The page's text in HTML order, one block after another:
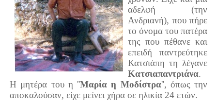
Σύνδεσμος Σερβαίων
Εφημερίδα Αρτοζήνος
Ηλεκτρονική έκδοση Αρτοζήνου
Θέματα και δράσεις Συνδέσμου
Η ιστοσελίδα μας
αδελφή (την
Ανδριανή), που πήρε
το όνομα του πατέρα
της που πέθανε και
επειδή παντρεύτηκε
Κατσιάπη τη λέγανε
Κατσιαπαντριάνα.
Η μητέρα του η ''Μαρία η Μοδίστρα'', όπως την
αποκαλούσαν, είχε μείνει χήρα σε ηλικία 24 ετών.